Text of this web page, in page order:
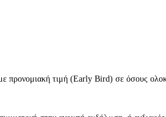
προνομιακή τιμή (Early Bird) σε όσους